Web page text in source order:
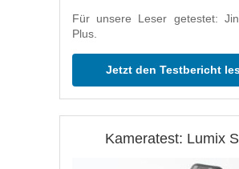
Für unsere Leser getestet:
Plus.
Jetzt den Testbericht
Kameratest: Lumix